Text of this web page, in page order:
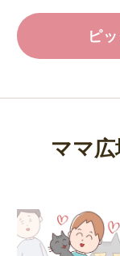
ピ
ママ